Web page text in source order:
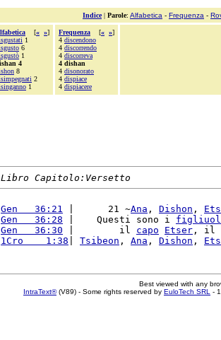
Indice| Parole: Alfabetica - Frequenza -
[« »]
1
6
1
4
8
2
1
Frequenza [« »]
4 discendono
4 discorrendo
4 discorreva
4 dishan
4 disonorato
4 dispiace
4 dispiacere
Libro Capitolo:Versetto
Gen   36:21 |      21 ~Ana , Dishon ,
Gen   36:28 |    Questi sono i
Gen   36:30 |        il capo Etser , il
1Cro    1:38 Tsibeon , Ana , Dishon ,
Best viewed with any
IntraText®(V89) - Some rights reserved by EuloTech SRL -